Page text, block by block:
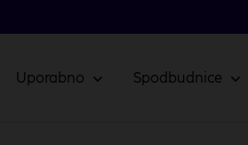
Uporabno Spodbudnice